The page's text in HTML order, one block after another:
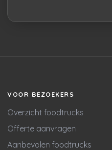
VOOR BEZOEKERS
Overzicht foodtrucks
Offerte aanvragen
Aanbevolen foodtrucks